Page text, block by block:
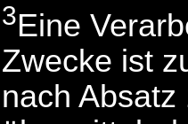
3Eine
Zwecke ist
nach